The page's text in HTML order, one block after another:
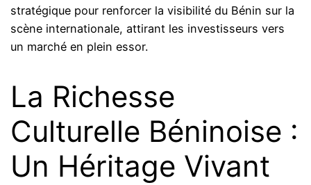
stratégique pour renforcer la visibilité du Bénin sur la
scène internationale, attirant les investisseurs vers
un marché en plein essor.
La Richesse
Culturelle Béninoise :
Un Héritage Vivant